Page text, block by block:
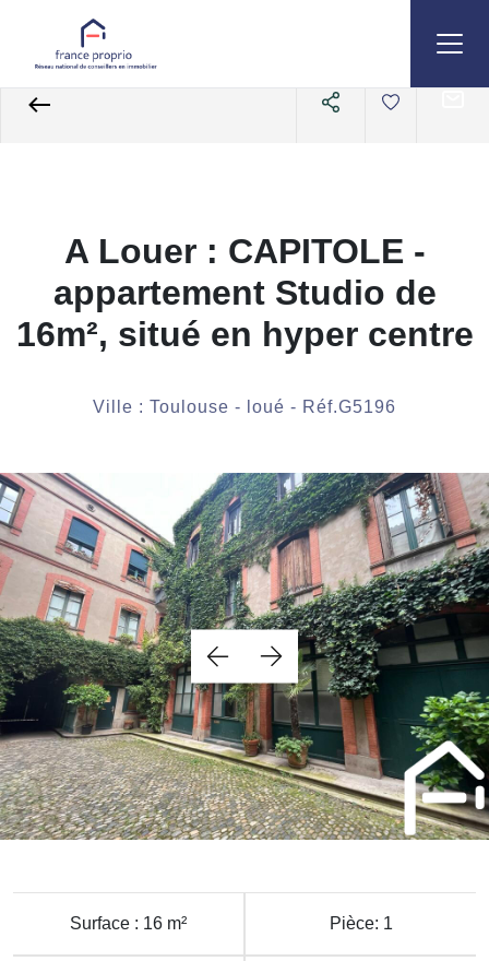
Appartements Référence G5196
A Louer : CAPITOLE -
appartement Studio de
16m², situé en hyper centre
Ville : Toulouse - loué - Réf.G5196
Surface : 16 m² Pièce: 1